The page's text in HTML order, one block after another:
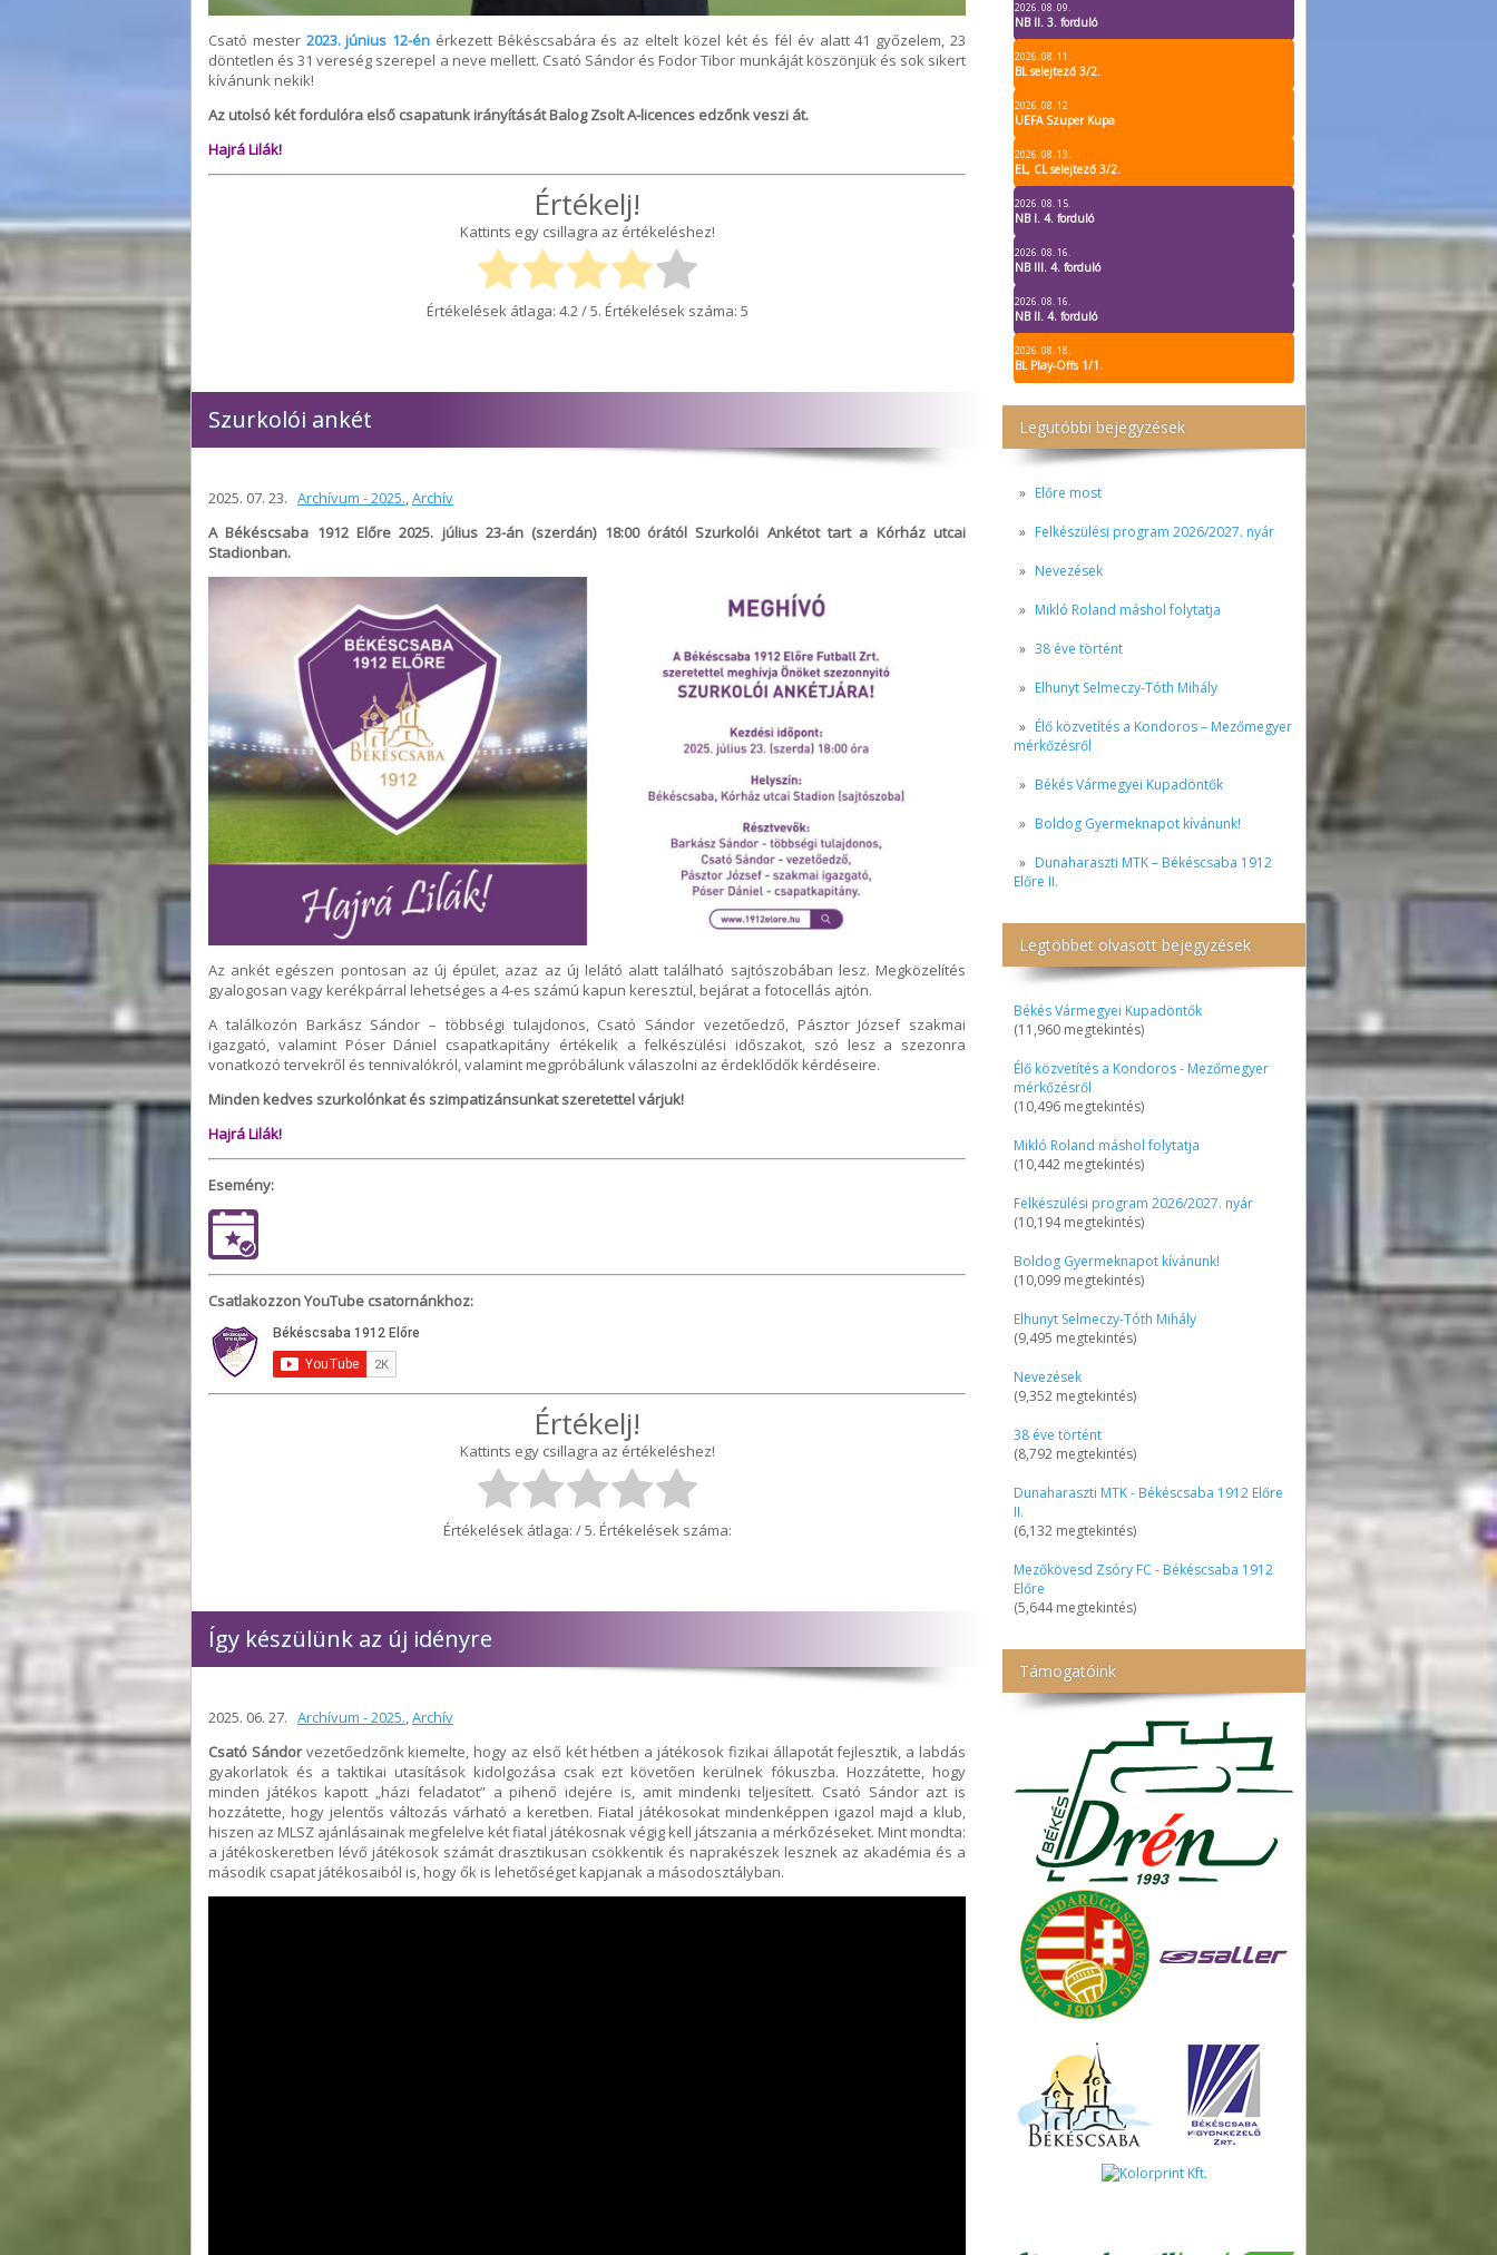
2026. 08. 09.
NB II. 3. forduló
2026. 08. 11.
BL selejtező 3/2.
2026. 08. 12.
UEFA Szuper Kupa
2026. 08. 13.
EL, CL selejtező 3/2.
2026. 08. 15.
NB I. 4. forduló
2026. 08. 16.
NB III. 4. forduló
2026. 08. 16.
NB II. 4. forduló
2026. 08. 18.
BL Play-Offs 1/1.
Legutóbbi bejegyzések
Előre most
Felkészülési program 2026/2027. nyár
Nevezések
Mikló Roland máshol folytatja
38 éve történt
Elhunyt Selmeczy-Tóth Mihály
Élő közvetítés a Kondoros – Mezőmegyer
mérkőzésről
Békés Vármegyei Kupadöntők
Boldog Gyermeknapot kívánunk!
Dunaharaszti MTK – Békéscsaba 1912
Előre II.
Legtöbbet olvasott bejegyzések
Békés Vármegyei Kupadöntők
(11,960 megtekintés)
Élő közvetítés a Kondoros - Mezőmegyer
mérkőzésről
(10,496 megtekintés)
Mikló Roland máshol folytatja
(10,442 megtekintés)
Felkészülési program 2026/2027. nyár
(10,194 megtekintés)
Boldog Gyermeknapot kívánunk!
(10,099 megtekintés)
Elhunyt Selmeczy-Tóth Mihály
(9,495 megtekintés)
Nevezések
(9,352 megtekintés)
38 éve történt
(8,792 megtekintés)
Dunaharaszti MTK - Békéscsaba 1912 Előre
II.
(6,132 megtekintés)
Mezőkövesd Zsóry FC - Békéscsaba 1912
Előre
(5,644 megtekintés)
Támogatóink
Csató mester 2023. június 12-én érkezett Békéscsabára és az eltelt közel két és fél év alatt 41 győzelem, 23
döntetlen és 31 vereség szerepel a neve mellett. Csató Sándor és Fodor Tibor munkáját köszönjük és sok sikert
kívánunk nekik!
Az utolsó két fordulóra első csapatunk irányítását Balog Zsolt A-licences edzőnk veszi át.
Hajrá Lilák!
Értékelj!
Kattints egy csillagra az értékeléshez!
Értékelések átlaga: 4.2/ 5. Értékelések száma: 5
Szurkolói ankét
2025. 07. 23. Archívum - 2025.,Archív
A Békéscsaba 1912 Előre 2025. július 23-án (szerdán) 18:00 órától Szurkolói Ankétot tart a Kórház utcai
Stadionban.
Az ankét egészen pontosan az új épület, azaz az új lelátó alatt található sajtószobában lesz. Megközelítés
gyalogosan vagy kerékpárral lehetséges a 4-es számú kapun keresztül, bejárat a fotocellás ajtón.
A találkozón Barkász Sándor – többségi tulajdonos, Csató Sándor vezetőedző, Pásztor József szakmai
igazgató, valamint Póser Dániel csapatkapitány értékelik a felkészülési időszakot, szó lesz a szezonra
vonatkozó tervekről és tennivalókról, valamint megpróbálunk válaszolni az érdeklődők kérdéseire.
Minden kedves szurkolónkat és szimpatizánsunkat szeretettel várjuk!
Hajrá Lilák!
Esemény:
Csatlakozzon YouTube csatornánkhoz:
Értékelj!
Kattints egy csillagra az értékeléshez!
Értékelések átlaga: / 5. Értékelések száma:
Így készülünk az új idényre
2025. 06. 27. Archívum - 2025.,Archív
Csató Sándorvezetőedzőnk kiemelte, hogy az első két hétben a játékosok fizikai állapotát fejlesztik, a labdás
gyakorlatok és a taktikai utasítások kidolgozása csak ezt követően kerülnek fókuszba. Hozzátette, hogy
minden játékos kapott „házi feladatot” a pihenő idejére is, amit mindenki teljesített. Csató Sándor azt is
hozzátette, hogy jelentős változás várható a keretben. Fiatal játékosokat mindenképpen igazol majd a klub,
hiszen az MLSZ ajánlásainak megfelelve két fiatal játékosnak végig kell játszania a mérkőzéseket. Mint mondta:
a játékoskeretben lévő játékosok számát drasztikusan csökkentik és naprakészek lesznek az akadémia és a
második csapat játékosaiból is, hogy ők is lehetőséget kapjanak a másodosztályban.